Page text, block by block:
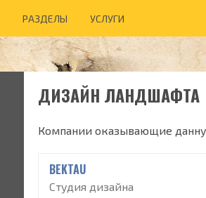
РАЗДЕЛЫ УСЛУГИ
ДИЗАЙН ЛАНДШАФТА
Компании оказывающие
BEKTAU
Студия дизайна